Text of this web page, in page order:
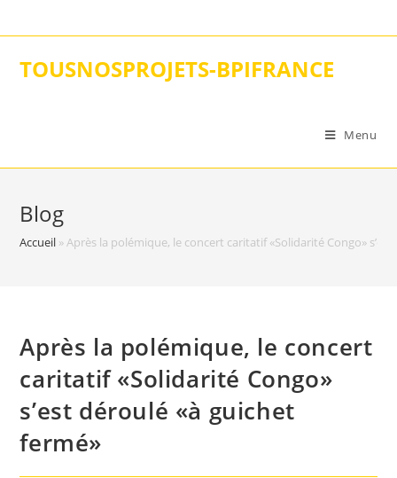
to
TOUSNOSPROJETS-BPIFRANCE
Menu
Blog
Accueil »Après la polémique, le concert caritatif «Solidarité Congo»
Après la polémique, le concert
caritatif «Solidarité Congo»
s’est déroulé «à guichet
fermé»